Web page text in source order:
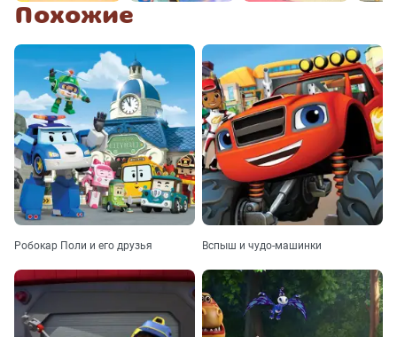
Похожие
Робокар Поли и его друзья Вспыш и чудо-машинки